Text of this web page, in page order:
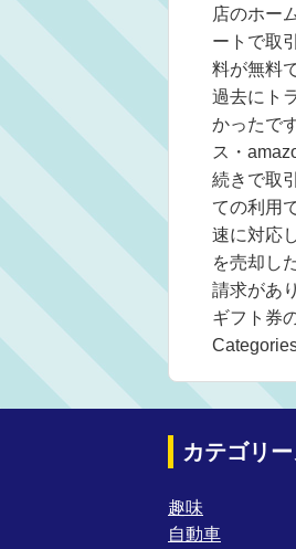
店のホー
ートで取
料が無料
過去にト
かったで
ス・
続きで取
ての利用
速に対応
を売却し
請求があ
ギフト券
カテゴリ
趣味
自動車